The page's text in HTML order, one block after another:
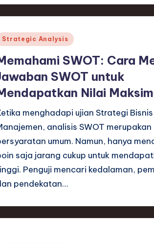
Strategic Analysis
SWOT: Cara
SWOT untuk
Nilai
menghadapi ujian Strategi
analisis SWOT merupakan
umum. Namun, hanya
saja jarang cukup untuk
Penguji mencari kedalaman,
pendekatan…